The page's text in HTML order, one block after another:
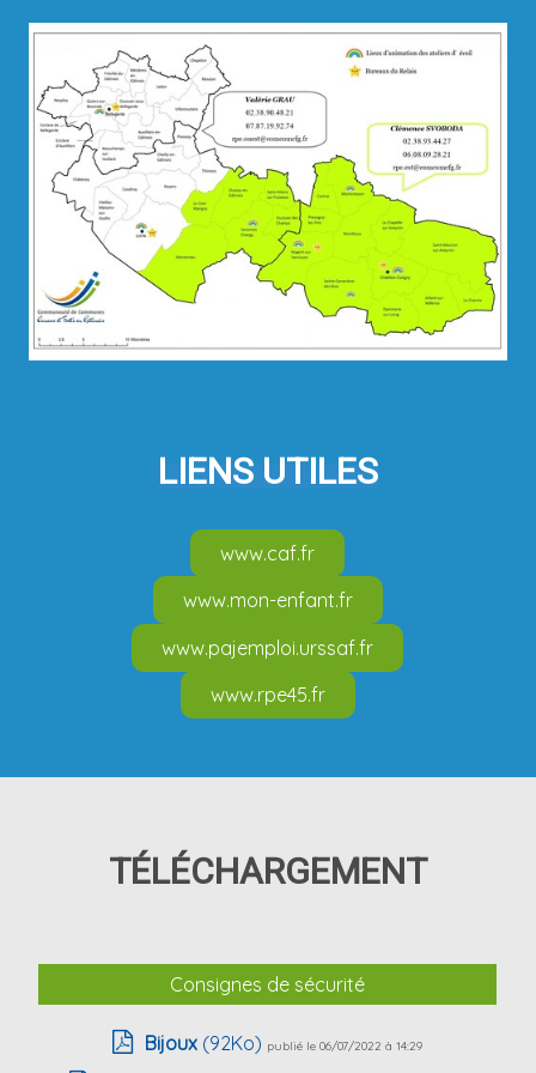
LIENS UTILES
www.caf.fr
www.mon-enfant.fr
www.pajemploi.urssaf.fr
www.rpe45.fr
TÉLÉCHARGEMENT
Consignes de sécurité
Bijoux (92Ko) publié le 06/07/2022 à 14:29